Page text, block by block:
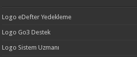
Logo eDefter Yedekleme
Logo Go3 Destek
Logo Sistem Uzmanı